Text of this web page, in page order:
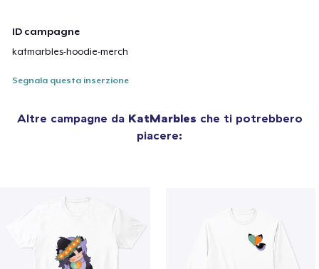
ID campagne
katmarbles-hoodie-merch
Segnala questa inserzione
Altre campagne da KatMarbles che ti potrebbero
piacere: